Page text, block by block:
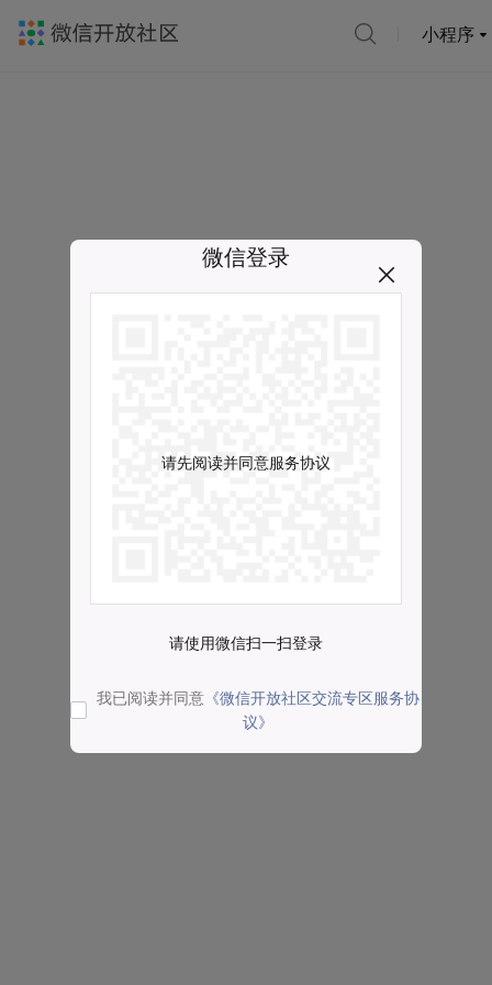
小程序
微信登录
请先阅读并同意服务协议
请使用微信扫一扫登录
我已阅读并同意 《微信开放社区交流专区服务协
议》